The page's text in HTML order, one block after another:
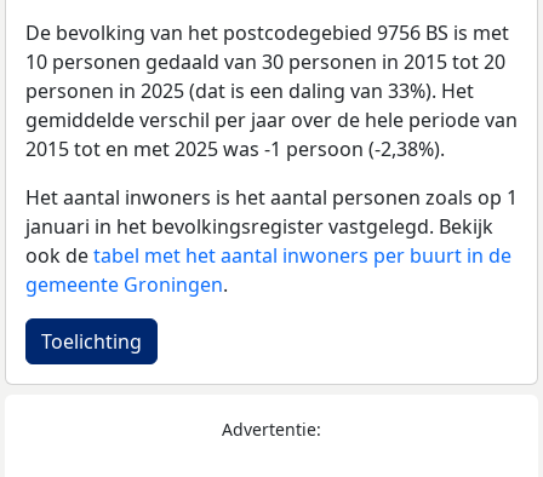
De bevolking van het postcodegebied 9756 BS is met
10 personen gedaald van 30 personen in 2015 tot 20
personen in 2025 (dat is een daling van 33%). Het
gemiddelde verschil per jaar over de hele periode van
2015 tot en met 2025 was -1 persoon (-2,38%).
Het aantal inwoners is het aantal personen zoals op 1
januari in het bevolkingsregister vastgelegd. Bekijk
ook detabel met het aantal inwoners per buurt in de
gemeente Groningen.
Toelichting
Advertentie: